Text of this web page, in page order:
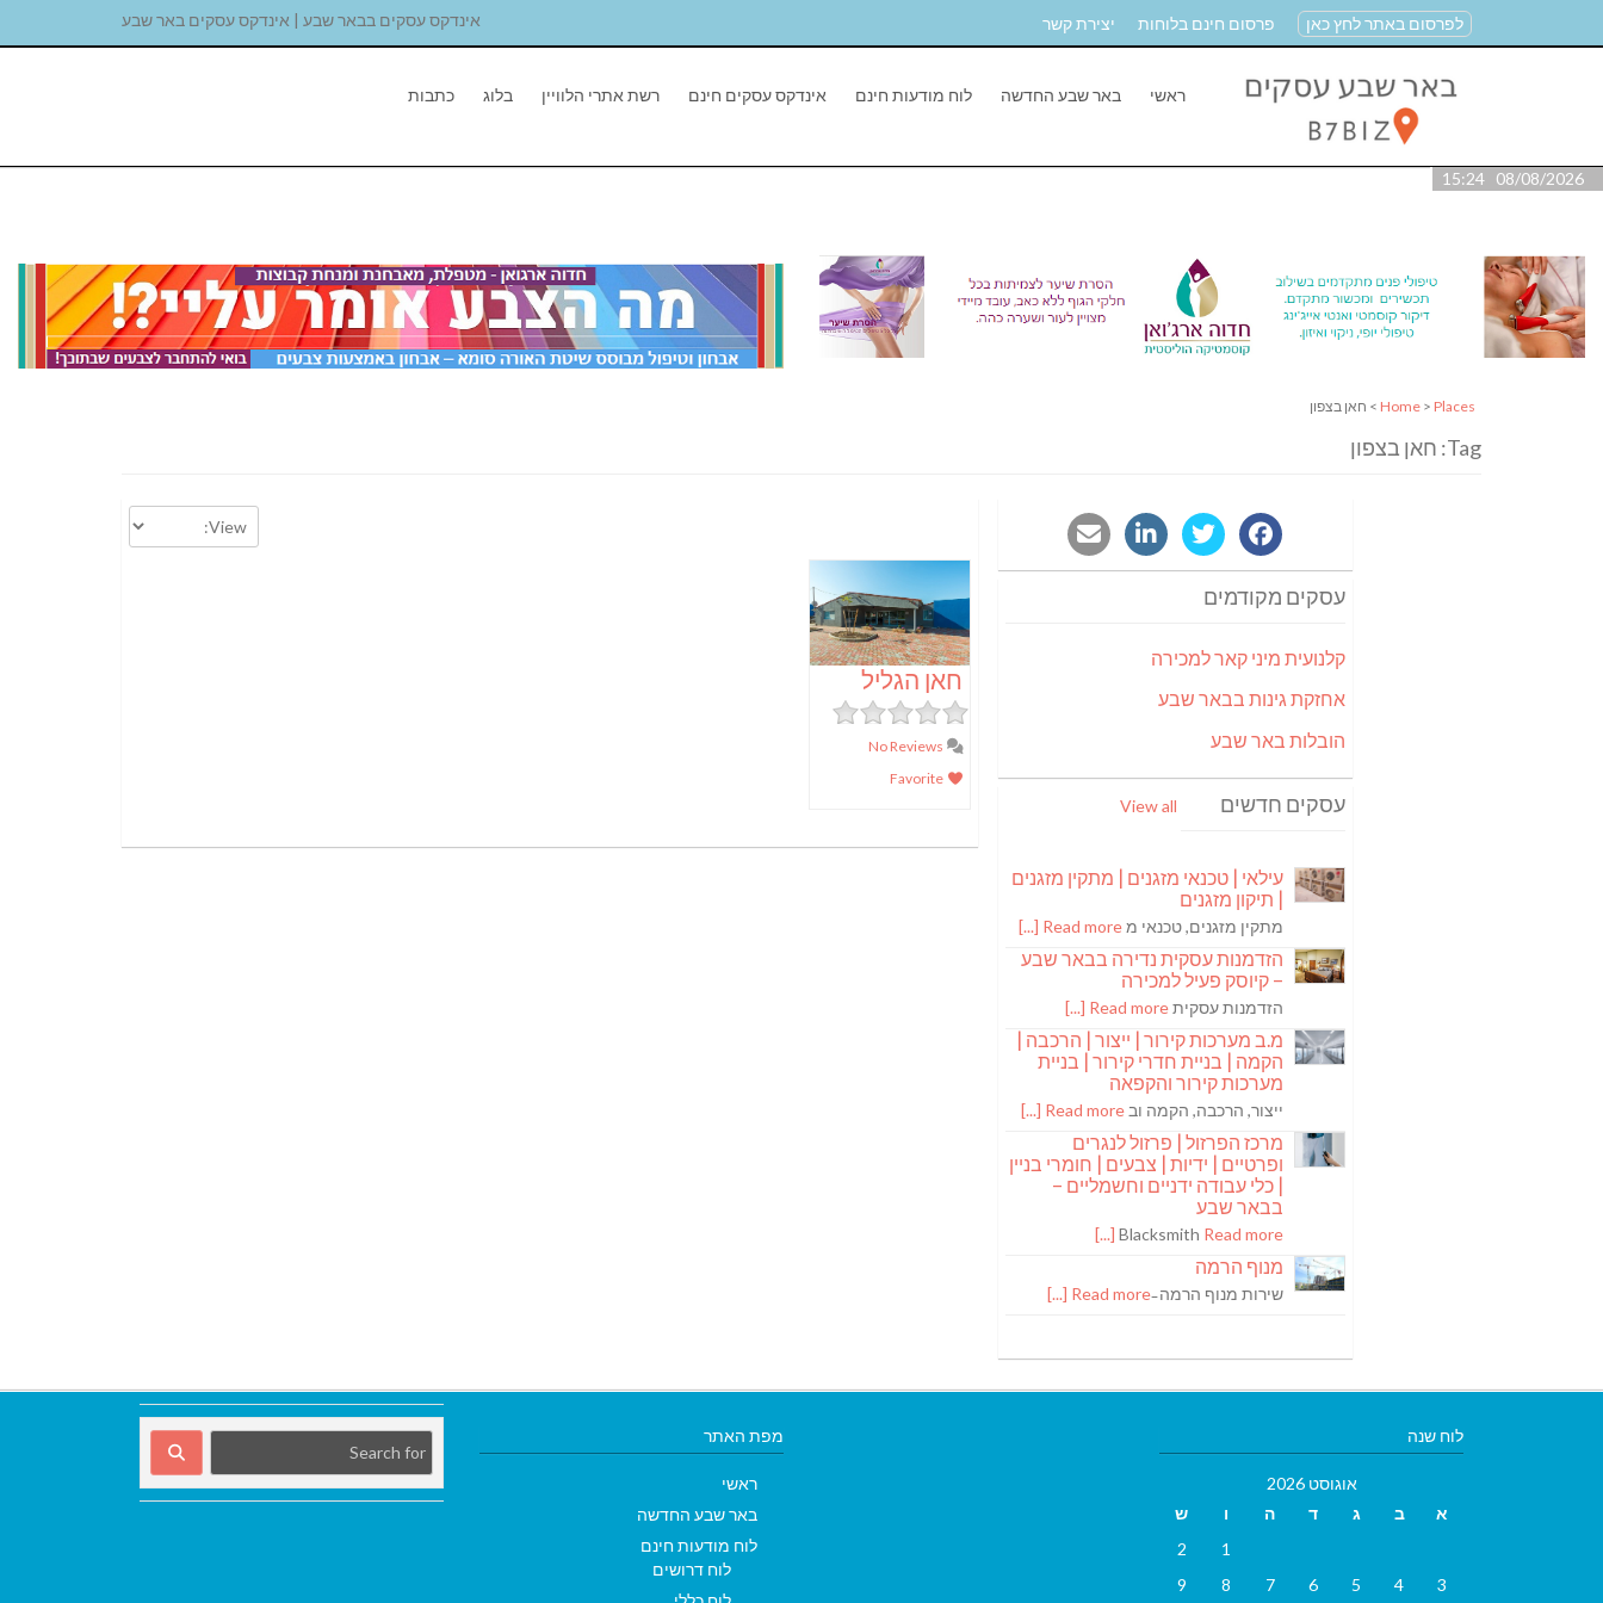
אינדקס עסקים בבאר שבע | אינדקס עסקים באר שבע לפרסום באתר לחץ כאן פרסום חינם בלוחות יצירת קשר
ראשי באר שבע החדשה לוח מודעות חינם אינדקס עסקים חינם רשת אתרי הלוויין בלוג כתבות
08/08/2026 15:24
Home > Places > חאן בצפון
Tag: חאן בצפון
חאן הגליל
עסקים מקודמים
קלנועית מיני קאר למכירה
אחזקת גינות בבאר שבע
הובלות באר שבע
עסקים חדשים View all
עילאי | טכנאי מזגנים | מתקין מזגנים
| תיקון מזגנים
מתקין מזגנים, טכנאי מRead more [...]
הזדמנות עסקית נדירה בבאר שבע
– קיוסק פעיל למכירה
הזדמנות עסקיתRead more [...]
מ.ב מערכות קירור | ייצור | הרכבה |
הקמה | בניית חדרי קירור | בניית
מערכות קירור והקפאה
ייצור, הרכבה, הקמה וב Read more [...]
מרכז הפרזול | פרזול לנגרים
ופרטיים | ידיות | צבעים | חומרי בניין
| כלי עבודה ידניים וחשמליים –
בבאר שבע
Blacksmith Read more [...]
מנוף הרמה
שירות מנוף הרמה ̵Read more [...]
מפת האתר
ראשי
באר שבע החדשה
לוח מודעות חינם
לוח דרושים
לוח שנה
אוגוסט 2026
א
ב ג ד ה ו
ש
1
2
3
4
5
6
7
8
9